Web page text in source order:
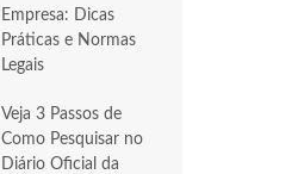
Empresa: Dicas
Práticas e Normas
Legais
Veja 3 Passos de
Como Pesquisar no
Diário Oficial da